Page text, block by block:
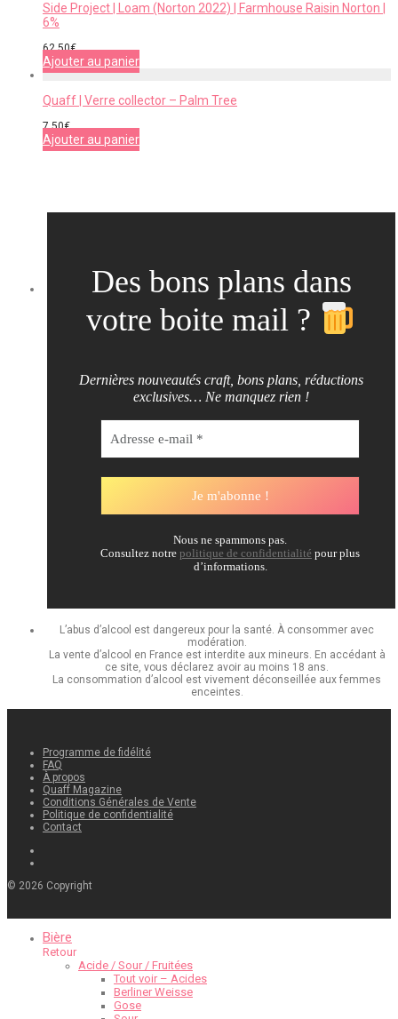
Side Project | Loam (Norton 2022) | Farmhouse Raisin Norton |
6%
62,50€
Ajouter au panier
Quaff | Verre collector – Palm Tree
7,50€
Ajouter au panier
Des bons plans dans
votre boite mail ?
Dernières nouveautés craft, bons plans, réductions
exclusives… Ne manquez rien !
Nous ne spammons pas.
Consultez notre politique de confidentialité pour plus
d’informations.
L’abus d’alcool est dangereux pour la santé. À consommer avec
modération.
La vente d’alcool en France est interdite aux mineurs. En accédant à
ce site, vous déclarez avoir au moins 18 ans.
La consommation d’alcool est vivement déconseillée aux femmes
enceintes.
Programme de fidélité
FAQ
À propos
Quaff Magazine
Conditions Générales de Vente
Politique de confidentialité
Contact
© 2026 Copyright
Bière
Retour
Acide / Sour / Fruitées
Tout voir – Acides
Berliner Weisse
Gose